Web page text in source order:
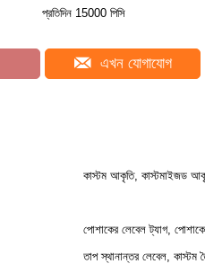
প্রতিদিন 15000 পিসি
এখন যোগাযোগ
কাস্টম আকৃতি, কাস্টমাইজড
পোশাকের লেবেল ট্যাগ,
তাপ স্থানান্তর লেবেল, কাস্টম